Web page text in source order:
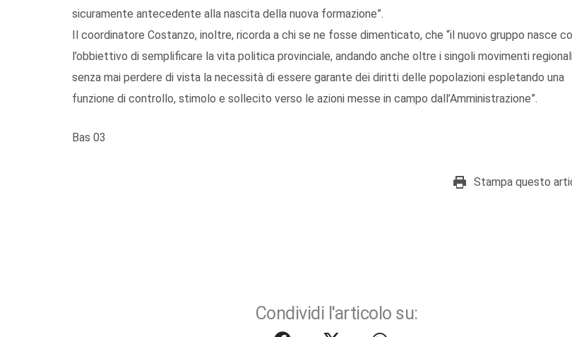
sicuramente antecedente alla nascita della nuova formazione”.
Il coordinatore Costanzo, inoltre, ricorda a chi se ne fosse dimenticato, che “il nuovo gruppo nasce
l’obbiettivo di semplificare la vita politica provinciale, andando anche oltre i singoli movimenti
senza mai perdere di vista la necessità di essere garante dei diritti delle popolazioni espletando una
funzione di controllo, stimolo e sollecito verso le azioni messe in campo dall’Amministrazione”.
Bas 03
Stampa questo
Condividi l'articolo su: